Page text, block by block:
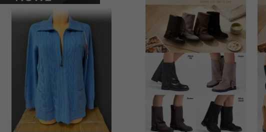
PRODUKTY
39.00 zł
szczegóły
Materiały reklamowo -
szczególności newslettera
zawierającego akceptację na
naszym Sklepie. Materiały te
Wszelkie pytania, wnioski i
osobowych prosimy zgłaszać na